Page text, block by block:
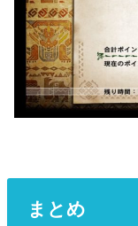
まとめ